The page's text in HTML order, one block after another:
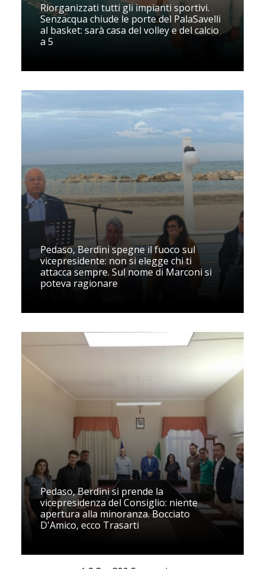
Riorganizzati tutti gli impianti sportivi.
Senzacqua chiude le porte del PalaSavelli
al basket: sarà casa del volley e del calcio
a 5
Pedaso, Berdini spegne il fuoco sul
vicepresidente: non si elegge chi ti
attacca sempre. Sul nome di Marconi si
poteva ragionare
Pedaso, Berdini si prende la
vicepresidenza del Consiglio: niente
apertura alla minoranza. Bocciato
D'Amico, ecco Trasarti